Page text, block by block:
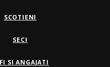
SCOTIENI
SECI
SI ANGAJATI